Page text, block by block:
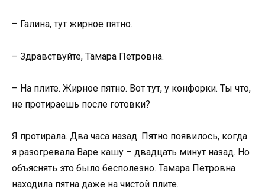
– Галина, тут жирное пятно.
– Здравствуйте, Тамара Петровна.
– На плите. Жирное пятно. Вот тут, у конфорки. Ты что,
не протираешь после готовки?
Я протирала. Два часа назад. Пятно появилось, когда
я разогревала Варе кашу – двадцать минут назад. Но
объяснять это было бесполезно. Тамара Петровна
находила пятна даже на чистой плите.